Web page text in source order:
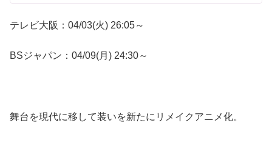
テレビ大阪：04/03(火) 26:05～
BSジャパン：04/09(月) 24:30～
舞台を現代に移して装いを新たにリメイクアニメ化。